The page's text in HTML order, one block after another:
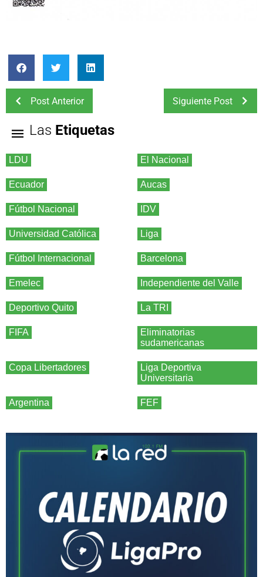
Post Anterior Siguiente Post
Las Etiquetas
LDU El Nacional
Ecuador Aucas
Fútbol Nacional IDV
Universidad Católica Liga
Fútbol Internacional Barcelona
Emelec Independiente del Valle
Deportivo Quito La TRI
FIFA
Eliminatorias
sudamericanas
Copa Libertadores
Liga Deportiva
Universitaria
Argentina FEF